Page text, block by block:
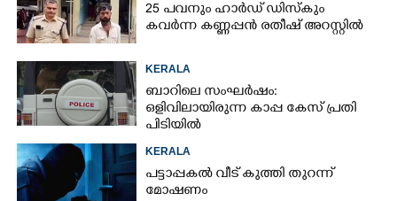
25 പവനും ഹാർഡ് ഡിസ്കും
കവർന്ന കണ്ണപ്പൻ രതീഷ് അറസ്റ്റിൽ
KERALA
ബാറിലെ സംഘർഷം:
ഒളിവിലായിരുന്ന കാപ്പ കേസ് പ്രതി
പിടിയിൽ
KERALA
പട്ടാപ്പകൽ വീട് കുത്തി തുറന്ന്
മോഷണം